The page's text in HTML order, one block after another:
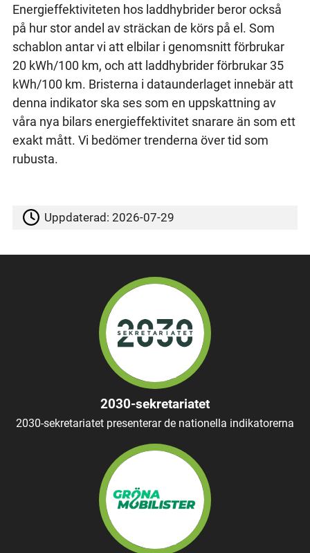
Energieffektiviteten hos laddhybrider beror också
på hur stor andel av sträckan de körs på el. Som
schablon antar vi att elbilar i genomsnitt förbrukar
20 kWh/100 km, och att laddhybrider förbrukar 35
kWh/100 km. Bristerna i dataunderlaget innebär att
denna indikator ska ses som en uppskattning av
våra nya bilars energieffektivitet snarare än som ett
exakt mått. Vi bedömer trenderna över tid som
rubusta.
Uppdaterad:2026-07-29
2030-sekretariatet
2030-sekretariatet presenterar de nationella indikatorerna